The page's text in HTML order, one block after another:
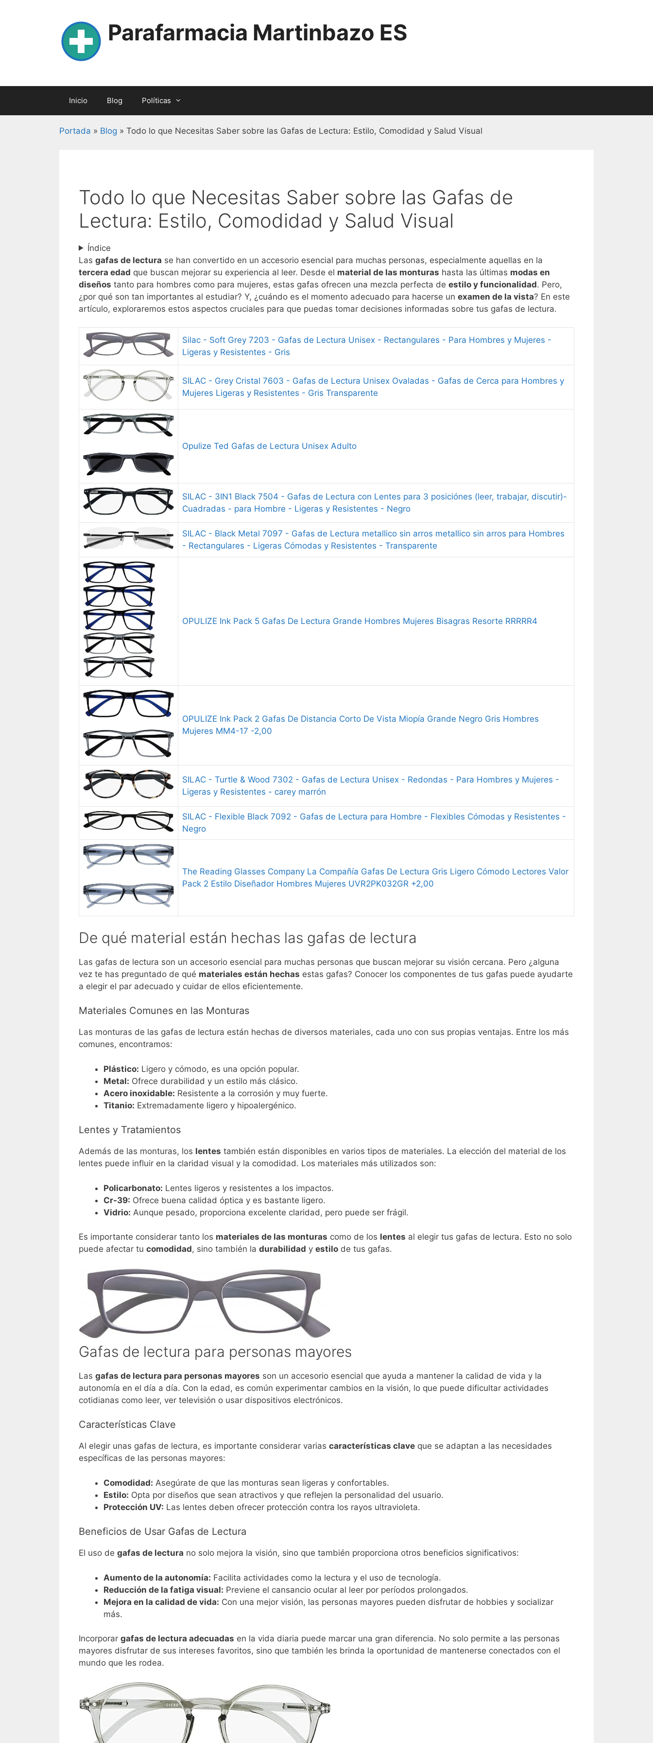
Parafarmacia Martinbazo ES
Inicio Blog Políticas
Portada » Blog » Todo lo que Necesitas Saber sobre las Gafas de Lectura: Estilo, Comodidad y Salud Visual
Todo lo que Necesitas Saber sobre las Gafas de
Lectura: Estilo, Comodidad y Salud Visual
Índice
Las gafas de lectura se han convertido en un accesorio esencial para muchas personas, especialmente aquellas en la
tercera edad que buscan mejorar su experiencia al leer. Desde el material de las monturas hasta las últimas modas en
diseños tanto para hombres como para mujeres, estas gafas ofrecen una mezcla perfecta de estilo y funcionalidad. Pero,
¿por qué son tan importantes al estudiar? Y, ¿cuándo es el momento adecuado para hacerse un examen de la vista? En este
artículo, exploraremos estos aspectos cruciales para que puedas tomar decisiones informadas sobre tus gafas de lectura.
Silac - Soft Grey 7203 - Gafas de Lectura Unisex - Rectangulares - Para Hombres y Mujeres -
Ligeras y Resistentes - Gris
SILAC - Grey Cristal 7603 - Gafas de Lectura Unisex Ovaladas - Gafas de Cerca para Hombres y
Mujeres Ligeras y Resistentes - Gris Transparente
Opulize Ted Gafas de Lectura Unisex Adulto
SILAC - 3IN1 Black 7504 - Gafas de Lectura con Lentes para 3 posiciónes (leer, trabajar, discutir)-
Cuadradas - para Hombre - Ligeras y Resistentes - Negro
SILAC - Black Metal 7097 - Gafas de Lectura metallico sin arros metallico sin arros para Hombres
- Rectangulares - Ligeras Cómodas y Resistentes - Transparente
OPULIZE Ink Pack 5 Gafas De Lectura Grande Hombres Mujeres Bisagras Resorte RRRRR4
OPULIZE Ink Pack 2 Gafas De Distancia Corto De Vista Miopía Grande Negro Gris Hombres
Mujeres MM4-17 -2,00
SILAC - Turtle & Wood 7302 - Gafas de Lectura Unisex - Redondas - Para Hombres y Mujeres -
Ligeras y Resistentes - carey marrón
SILAC - Flexible Black 7092 - Gafas de Lectura para Hombre - Flexibles Cómodas y Resistentes -
Negro
The Reading Glasses Company La Compañía Gafas De Lectura Gris Ligero Cómodo Lectores Valor
Pack 2 Estilo Diseñador Hombres Mujeres UVR2PK032GR +2,00
De qué material están hechas las gafas de lectura
Las gafas de lectura son un accesorio esencial para muchas personas que buscan mejorar su visión cercana. Pero ¿alguna
vez te has preguntado de qué materiales están hechas estas gafas? Conocer los componentes de tus gafas puede ayudarte
a elegir el par adecuado y cuidar de ellos eficientemente.
Materiales Comunes en las Monturas
Las monturas de las gafas de lectura están hechas de diversos materiales, cada uno con sus propias ventajas. Entre los más
comunes, encontramos:
Plástico: Ligero y cómodo, es una opción popular.
Metal: Ofrece durabilidad y un estilo más clásico.
Acero inoxidable: Resistente a la corrosión y muy fuerte.
Titanio: Extremadamente ligero y hipoalergénico.
Lentes y Tratamientos
Además de las monturas, los lentes también están disponibles en varios tipos de materiales. La elección del material de los
lentes puede influir en la claridad visual y la comodidad. Los materiales más utilizados son:
Policarbonato: Lentes ligeros y resistentes a los impactos.
Cr-39: Ofrece buena calidad óptica y es bastante ligero.
Vidrio: Aunque pesado, proporciona excelente claridad, pero puede ser frágil.
Es importante considerar tanto los materiales de las monturas como de los lentes al elegir tus gafas de lectura. Esto no solo
puede afectar tu comodidad, sino también la durabilidad y estilo de tus gafas.
Gafas de lectura para personas mayores
Las gafas de lectura para personas mayores son un accesorio esencial que ayuda a mantener la calidad de vida y la
autonomía en el día a día. Con la edad, es común experimentar cambios en la visión, lo que puede dificultar actividades
cotidianas como leer, ver televisión o usar dispositivos electrónicos.
Características Clave
Al elegir unas gafas de lectura, es importante considerar varias características clave que se adaptan a las necesidades
específicas de las personas mayores:
Comodidad: Asegúrate de que las monturas sean ligeras y confortables.
Estilo: Opta por diseños que sean atractivos y que reflejen la personalidad del usuario.
Protección UV: Las lentes deben ofrecer protección contra los rayos ultravioleta.
Beneficios de Usar Gafas de Lectura
El uso de gafas de lectura no solo mejora la visión, sino que también proporciona otros beneficios significativos:
Aumento de la autonomía: Facilita actividades como la lectura y el uso de tecnología.
Reducción de la fatiga visual: Previene el cansancio ocular al leer por períodos prolongados.
Mejora en la calidad de vida: Con una mejor visión, las personas mayores pueden disfrutar de hobbies y socializar
más.
Incorporar gafas de lectura adecuadas en la vida diaria puede marcar una gran diferencia. No solo permite a las personas
mayores disfrutar de sus intereses favoritos, sino que también les brinda la oportunidad de mantenerse conectados con el
mundo que les rodea.